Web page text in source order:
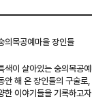
의목공예마을 장인들
색이 살아있는 숭의목공
안 해 온 장인들의 구술로
한 이야기들을 기록하고